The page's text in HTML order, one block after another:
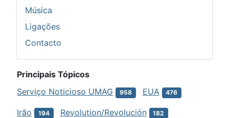
Música
Ligações
Contacto
Principais Tópicos
Serviço Noticioso UMAG
958 EUA 476
Irão 194 Revolution/Revolución 182